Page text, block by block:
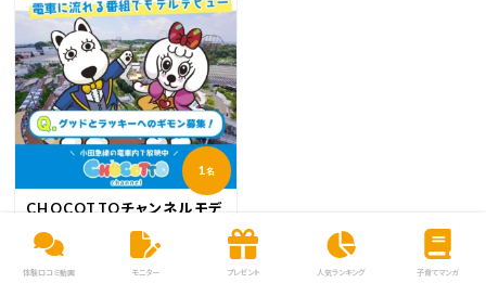
1 名
CHOCOTTOチャンネルモデ
応募は締切ました
体験口コミ動画 モニター プレゼント 人気ランキング 子育てマンガ